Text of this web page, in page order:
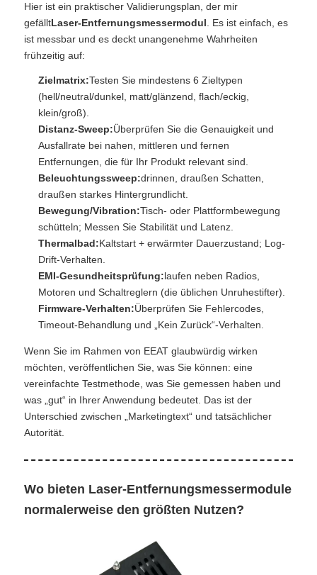
Hier ist ein praktischer Validierungsplan, der mir
gefälltLaser-Entfernungsmessermodul. Es ist einfach, es
ist messbar und es deckt unangenehme Wahrheiten
frühzeitig auf:
Zielmatrix:Testen Sie mindestens 6 Zieltypen
(hell/neutral/dunkel, matt/glänzend, flach/eckig,
klein/groß).
Distanz-Sweep:Überprüfen Sie die Genauigkeit und
Ausfallrate bei nahen, mittleren und fernen
Entfernungen, die für Ihr Produkt relevant sind.
Beleuchtungssweep:drinnen, draußen Schatten,
draußen starkes Hintergrundlicht.
Bewegung/Vibration:Tisch- oder Plattformbewegung
schütteln; Messen Sie Stabilität und Latenz.
Thermalbad:Kaltstart + erwärmter Dauerzustand; Log-
Drift-Verhalten.
EMI-Gesundheitsprüfung:laufen neben Radios,
Motoren und Schaltreglern (die üblichen Unruhestifter).
Firmware-Verhalten:Überprüfen Sie Fehlercodes,
Timeout-Behandlung und „Kein Zurück“-Verhalten.
Wenn Sie im Rahmen von EEAT glaubwürdig wirken
möchten, veröffentlichen Sie, was Sie können: eine
vereinfachte Testmethode, was Sie gemessen haben und
was „gut“ in Ihrer Anwendung bedeutet. Das ist der
Unterschied zwischen „Marketingtext“ und tatsächlicher
Autorität.
Wo bieten Laser-Entfernungsmessermodule
normalerweise den größten Nutzen?